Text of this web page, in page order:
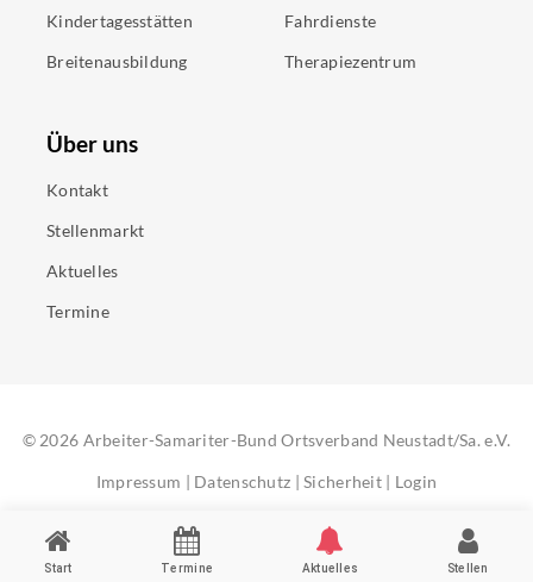
Kindertagesstätten
Breitenausbildung
Fahrdienste
Therapiezentrum
Über uns
Kontakt
Stellenmarkt
Aktuelles
Termine
© 2026 Arbeiter-Samariter-Bund Ortsverband Neustadt/Sa. e.V.
Impressum | Datenschutz | Sicherheit | Login
Start Termine Aktuelles Stellen